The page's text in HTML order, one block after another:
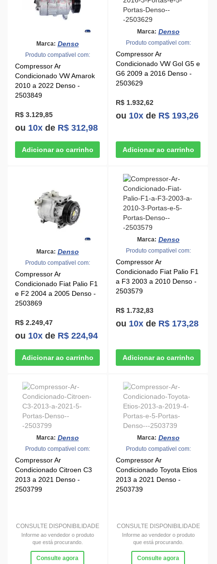
Marca: Denso
Produto compatível com:
Compressor Ar
Condicionado VW Amarok
2010 a 2022 Denso -
2503849
R$ 3.129,85
ou 10x de R$ 312,98
Marca: Denso
Produto compatível com:
Compressor Ar
Condicionado VW Gol G5 e
G6 2009 a 2016 Denso -
2503629
R$ 1.932,62
ou 10x de R$ 193,26
Marca: Denso
Produto compatível com:
Compressor Ar
Condicionado Fiat Palio F1
e F2 2004 a 2005 Denso -
2503869
R$ 2.249,47
ou 10x de R$ 224,94
Marca: Denso
Produto compatível com:
Compressor Ar
Condicionado Fiat Palio F1
a F3 2003 a 2010 Denso -
2503579
R$ 1.732,83
ou 10x de R$ 173,28
Marca: Denso
Produto compatível com:
Compressor Ar
Condicionado Citroen C3
2013 a 2021 Denso -
2503799
CONSULTE DISPONIBILIDADE
Informe ao vendedor o produto
que está procurando.
Consulte agora
Marca: Denso
Produto compatível com:
Compressor Ar
Condicionado Toyota Etios
2013 a 2021 Denso -
2503739
CONSULTE DISPONIBILIDADE
Informe ao vendedor o produto
que está procurando.
Consulte agora